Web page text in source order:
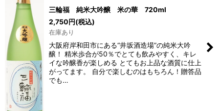
三輪福 純米大吟醸 米の華 720ml
2,750円(税込)
在庫あり
大阪府岸和田市にある“井坂酒造場”の純米大吟
醸！ 精米歩合が50％でとても飲みやすく、キレ
イな吟醸香が楽しめる とてもお上品な酒質に仕上
がってます。 自分で楽しむのはもちろん！贈答品
でも…